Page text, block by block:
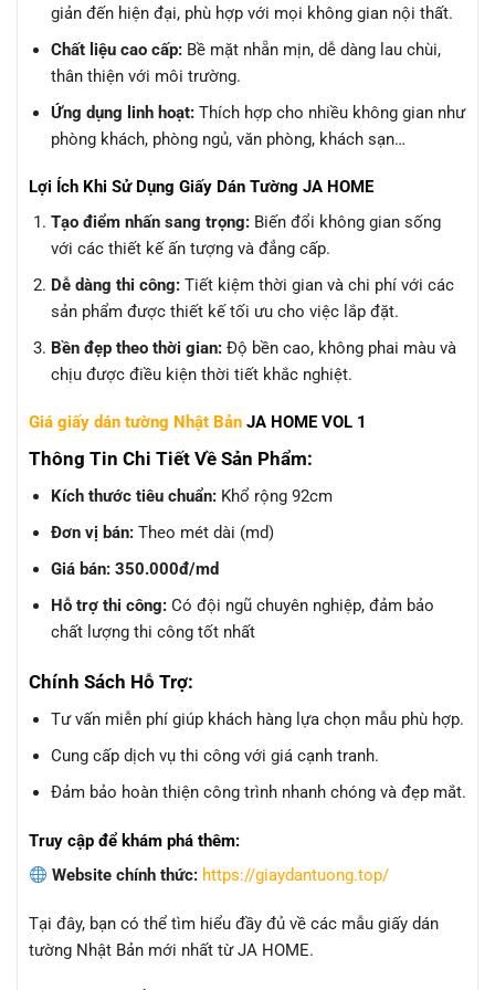
giản đến hiện đại, phù hợp với mọi không gian nội thất.
Chất liệu cao cấp:Bề mặt nhẵn mịn, dễ dàng lau chùi,
thân thiện với môi trường.
Ứng dụng linh hoạt:Thích hợp cho nhiều không gian như
phòng khách, phòng ngủ, văn phòng, khách sạn…
Lợi Ích Khi Sử Dụng Giấy Dán Tường JA HOME
Tạo điểm nhấn sang trọng:Biến đổi không gian sống
với các thiết kế ấn tượng và đẳng cấp.
Dễ dàng thi công:Tiết kiệm thời gian và chi phí với các
sản phẩm được thiết kế tối ưu cho việc lắp đặt.
Bền đẹp theo thời gian:Độ bền cao, không phai màu và
chịu được điều kiện thời tiết khắc nghiệt.
Giá giấy dán tường Nhật Bản JA HOME VOL 1
Thông Tin Chi Tiết Về Sản Phẩm:
Kích thước tiêu chuẩn:Khổ rộng 92cm
Đơn vị bán:Theo mét dài (md)
Giá bán: 350.000đ/md
Hỗ trợ thi công:Có đội ngũ chuyên nghiệp, đảm bảo
chất lượng thi công tốt nhất
Chính Sách Hỗ Trợ:
Tư vấn miễn phí giúp khách hàng lựa chọn mẫu phù hợp.
Cung cấp dịch vụ thi công với giá cạnh tranh.
Đảm bảo hoàn thiện công trình nhanh chóng và đẹp mắt.
Truy cập để khám phá thêm:
Website chính thức: https://giaydantuong.top/
Tại đây, bạn có thể tìm hiểu đầy đủ về các mẫu giấy dán
tường Nhật Bản mới nhất từ JA HOME.